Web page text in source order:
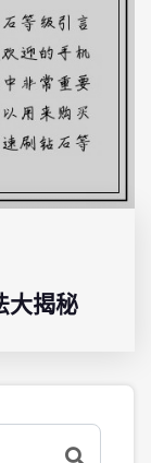
大揭秘